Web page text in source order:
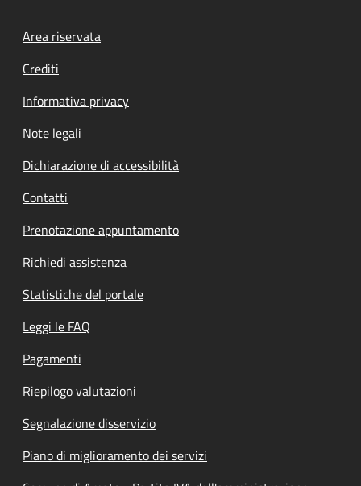
Footer menu
Area riservata
Crediti
Informativa privacy
Note legali
Dichiarazione di accessibilità
Contatti
Prenotazione appuntamento
Richiedi assistenza
Statistiche del portale
Leggi le FAQ
Pagamenti
Riepilogo valutazioni
Segnalazione disservizio
Piano di miglioramento dei servizi